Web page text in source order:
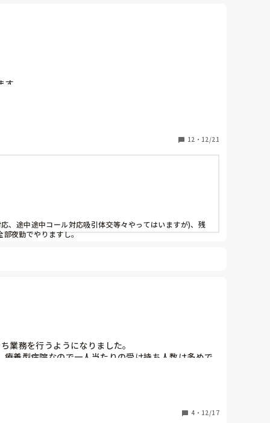
間の不穏軽減を意識しています。
。
いるスタッフに聞くと夜勤帯はそこまで忙しくな
間隔が空いてないように思えます(実際に担当医から
勤の業務を請け負ってないそうです。
12 ・ 12/21
、途中途中コール対応吸引体交等々やってはいますが)、残
部夜勤でやりますし。
でやればいいと思います。
でできる仕事を渡すのならまだ抗議されなかったりしませ
業務を行うようになりました。
養型病院なので一人当たりの受け持ち人数は多めで
りました。転職を考えるものの他の病院でもそれが
4 ・ 12/17